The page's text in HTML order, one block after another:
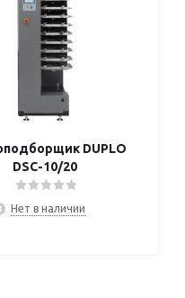
DUPLO
DSC-10/20
Нет в наличии